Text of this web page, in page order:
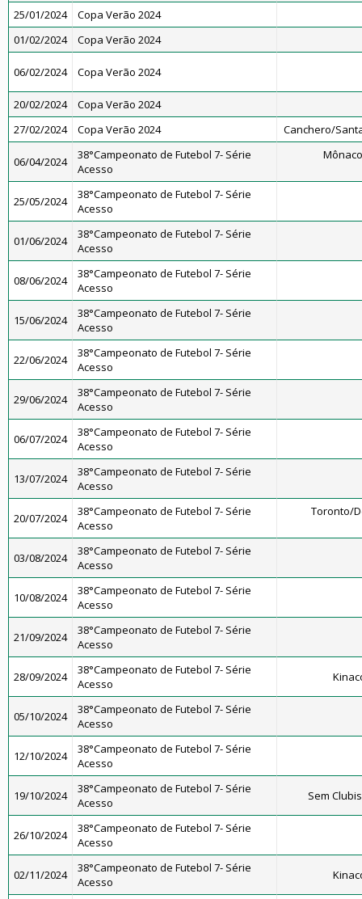
25/01/2024
Copa Verão 2024
01/02/2024
Copa Verão 2024
06/02/2024 Copa Verão 2024
20/02/2024
Copa Verão 2024
27/02/2024
Copa Verão 2024 Canchero/
06/04/2024
38°Campeonato de Futebol 7- Série
Acesso
25/05/2024
38°Campeonato de Futebol 7- Série
Acesso
01/06/2024
38°Campeonato de Futebol 7- Série
Acesso
08/06/2024
38°Campeonato de Futebol 7- Série
Acesso
15/06/2024
38°Campeonato de Futebol 7- Série
Acesso
22/06/2024
38°Campeonato de Futebol 7- Série
Acesso
29/06/2024
38°Campeonato de Futebol 7- Série
Acesso
06/07/2024
38°Campeonato de Futebol 7- Série
Acesso
13/07/2024
38°Campeonato de Futebol 7- Série
Acesso
20/07/2024
38°Campeonato de Futebol 7- Série
Acesso
Toronto/
03/08/2024
38°Campeonato de Futebol 7- Série
Acesso
10/08/2024
38°Campeonato de Futebol 7- Série
Acesso
21/09/2024
38°Campeonato de Futebol 7- Série
Acesso
28/09/2024
38°Campeonato de Futebol 7- Série
Acesso
05/10/2024
38°Campeonato de Futebol 7- Série
Acesso
12/10/2024
38°Campeonato de Futebol 7- Série
Acesso
19/10/2024
38°Campeonato de Futebol 7- Série
Acesso
Sem
26/10/2024
38°Campeonato de Futebol 7- Série
Acesso
02/11/2024
38°Campeonato de Futebol 7- Série
Acesso